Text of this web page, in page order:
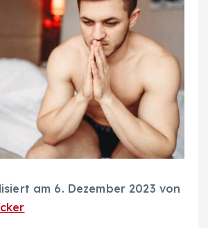
am 6. Dezember 2023 von